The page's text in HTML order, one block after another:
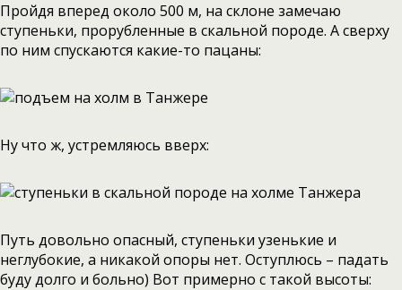
Пройдя вперед около 500 м, на склоне замечаю
ступеньки, прорубленные в скальной породе. А сверху
по ним спускаются какие-то пацаны:
Ну что ж, устремляюсь вверх:
Путь довольно опасный, ступеньки узенькие и
неглубокие, а никакой опоры нет. Оступлюсь – падать
буду долго и больно) Вот примерно с такой высоты: